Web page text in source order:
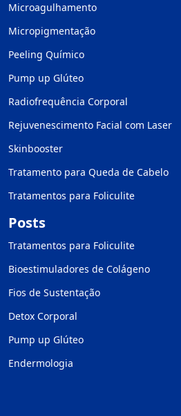
Microagulhamento
Micropigmentação
Peeling Químico
Pump up Glúteo
Radiofrequência Corporal
Rejuvenescimento Facial com Laser
Skinbooster
Tratamento para Queda de Cabelo
Tratamentos para Foliculite
Posts
Tratamentos para Foliculite
Bioestimuladores de Colágeno
Fios de Sustentação
Detox Corporal
Pump up Glúteo
Endermologia